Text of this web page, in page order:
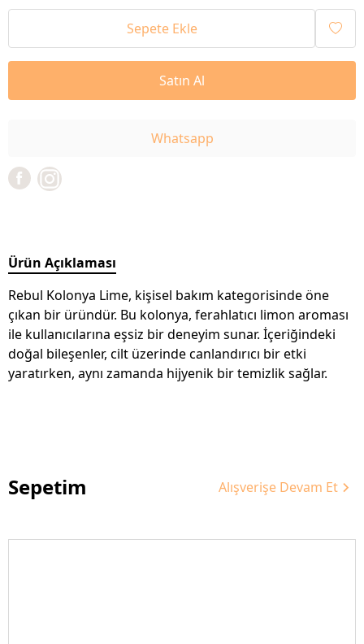
Sepete Ekle
Satın Al
Whatsapp
Ürün Açıklaması
Rebul Kolonya Lime, kişisel bakım kategorisinde öne
çıkan bir üründür. Bu kolonya, ferahlatıcı limon aroması
ile kullanıcılarına eşsiz bir deneyim sunar. İçeriğindeki
doğal bileşenler, cilt üzerinde canlandırıcı bir etki
yaratırken, aynı zamanda hijyenik bir temizlik sağlar.
Sepetim Alışverişe Devam Et